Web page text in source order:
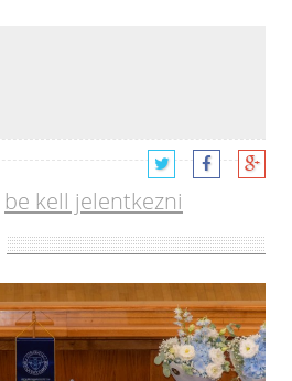
be kell jelentkezni